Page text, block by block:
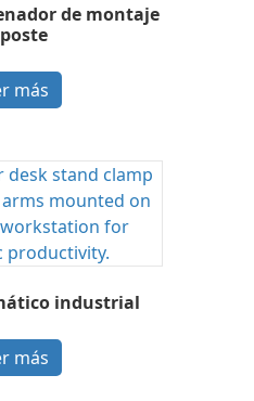
de montaje
más
industrial
más